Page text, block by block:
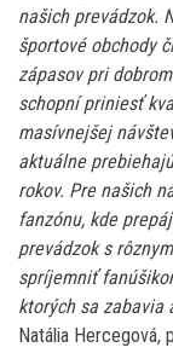
našich prevádzok.
športové obchody
zápasov pri
schopní priniesť
masívnejšej
aktuálne
rokov. Pre našich
fanzónu, kde
prevádzok s
spríjemniť
ktorých sa zabavia
Natália Hercegová,